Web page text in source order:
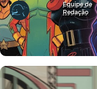
Equipe de
Redação